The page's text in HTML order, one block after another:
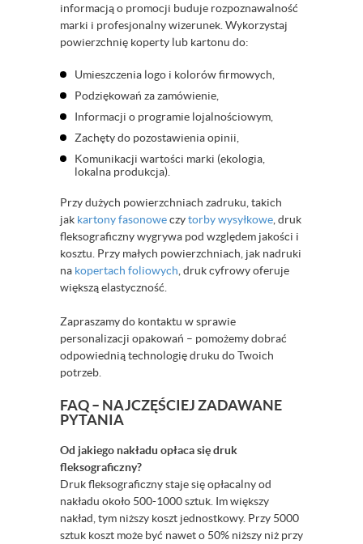
informacją o promocji buduje rozpoznawalność
marki i profesjonalny wizerunek. Wykorzystaj
powierzchnię koperty lub kartonu do:
Umieszczenia logo i kolorów firmowych,
Podziękowań za zamówienie,
Informacji o programie lojalnościowym,
Zachęty do pozostawienia opinii,
Komunikacji wartości marki (ekologia,
lokalna produkcja).
Przy dużych powierzchniach zadruku, takich
jak kartony fasonoweczytorby wysyłkowe , druk
fleksograficzny wygrywa pod względem jakości i
kosztu. Przy małych powierzchniach, jak nadruki
na kopertach foliowych , druk cyfrowy oferuje
większą elastyczność.
Zapraszamy do kontaktu w sprawie
personalizacji opakowań – pomożemy dobrać
odpowiednią technologię druku do Twoich
potrzeb.
FAQ – NAJCZĘŚCIEJ ZADAWANE
PYTANIA
Od jakiego nakładu opłaca się druk
fleksograficzny?
Druk fleksograficzny staje się opłacalny od
nakładu około 500-1000 sztuk. Im większy
nakład, tym niższy koszt jednostkowy. Przy 5000
sztuk koszt może być nawet o 50% niższy niż przy